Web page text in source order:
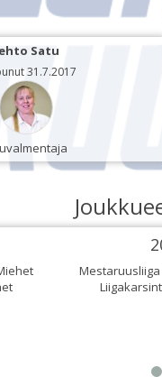
Satu
31.7.2017
Mestaruusliiga